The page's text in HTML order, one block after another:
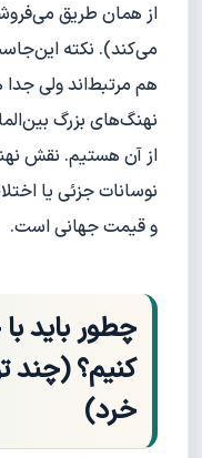
از همان طریق
می‌کند). نکته
هم مرتبط‌اند ولی
نهنگ‌های بزرگ
از آن هستیم. نقش
نوسانات جزئی یا
و قیمت جهانی است.
چطور باید
کنیم؟ (چند
خرد)